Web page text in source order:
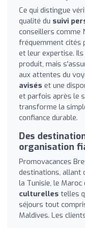
Ce qui distingue
qualité du suivi
conseillers comme
fréquemment cités
et leur expertise.
produit, mais
aux attentes du
avisés et une
et parfois après le
transforme la
confiance durable.
Des
organisation
Promovacances
destinations, allant
la Tunisie, le Maroc
culturelles telles
séjours tout
Maldives. Les